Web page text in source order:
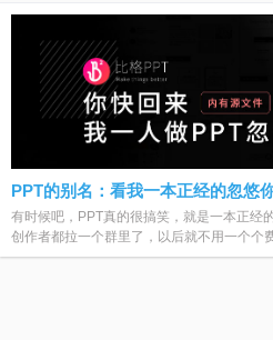
PPT的别名：看我一本正经的忽悠
有时候吧，PPT真的很搞笑，就是一本正经
创作者都拉一个群里了，以后就不用一个个